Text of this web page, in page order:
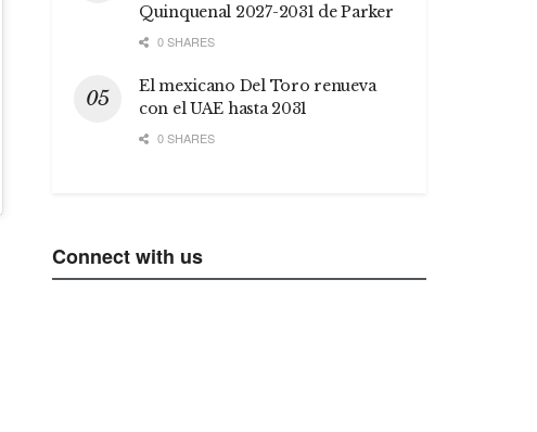
Quinquenal 2027-2031 de Parker
0 SHARES
El mexicano Del Toro renueva
con el UAE hasta 2031
0 SHARES
Connect with us